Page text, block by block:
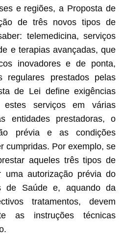
e regiões, a Proposta de
de três novos tipos de
telemedicina, serviços
e terapias avançadas, que
inovadores e de ponta,
regulares prestados pelas
de Lei define exigências
estes serviços em várias
entidades prestadoras, o
prévia e as condições
cumpridas. Por exemplo, se
aqueles três tipos de
uma autorização prévia do
de Saúde e, aquando da
tratamentos, devem
as instruções técnicas